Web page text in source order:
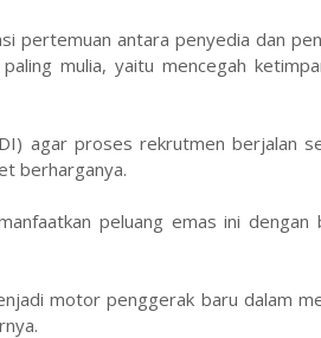
pertemuan antara penyedia dan
mulia, yaitu mencegah
agar proses rekrutmen berjalan
berharganya.
peluang emas ini dengan
motor penggerak baru dalam